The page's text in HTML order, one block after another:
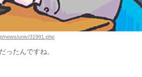
news/univ/31991.php
ったんですね。